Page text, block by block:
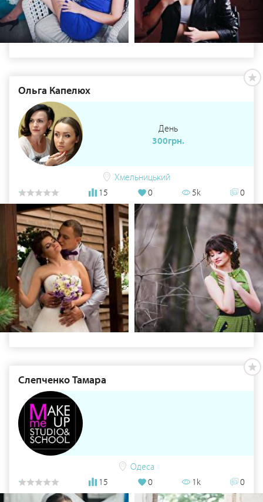
Ольга Капелюх
День
300грн.
Хмельницький
15
0 5k 0
Слепченко Тамара
Одеса
15
0 1k 0